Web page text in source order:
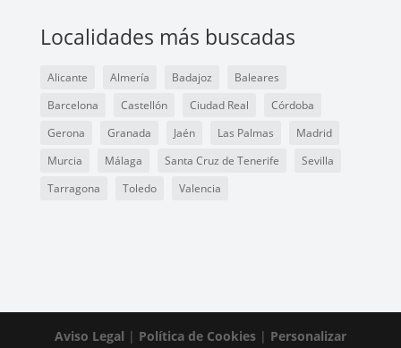
Localidades más buscadas
Alicante Almería Badajoz
Baleares
Barcelona
Castellón Ciudad Real
Córdoba
Gerona
Granada Jaén Las Palmas
Madrid
Murcia
Málaga Santa Cruz de Tenerife
Sevilla
Tarragona
Toledo Valencia
Aviso Legal | Política de Cookies| Personalizar